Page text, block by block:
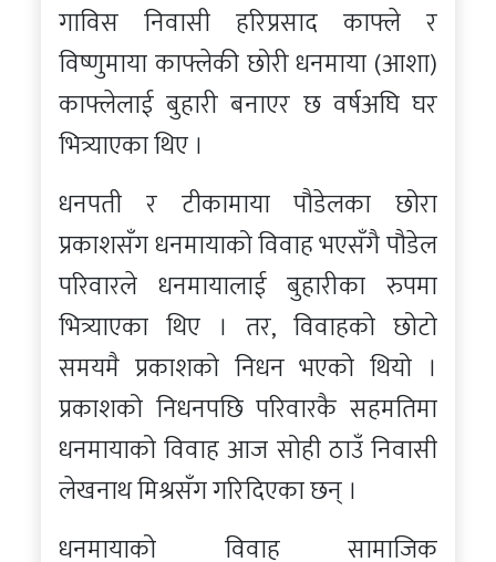
गाविस निवासी हरिप्रसाद काफ्ले र
विष्णुमाया काफ्लेकी छोरी धनमाया (आशा)
काफ्लेलाई बुहारी बनाएर छ वर्षअघि घर
भित्र्याएका थिए ।
धनपती र टीकामाया पौडेलका छोरा
प्रकाशसँग धनमायाको विवाह भएसँगै पौडेल
परिवारले धनमायालाई बुहारीका रुपमा
भित्र्याएका थिए । तर, विवाहको छोटो
समयमै प्रकाशको निधन भएको थियो ।
प्रकाशको निधनपछि परिवारकै सहमतिमा
धनमायाको विवाह आज सोही ठाउँ निवासी
लेखनाथ मिश्रसँग गरिदिएका छन् ।
धनमायाको विवाह सामाजिक